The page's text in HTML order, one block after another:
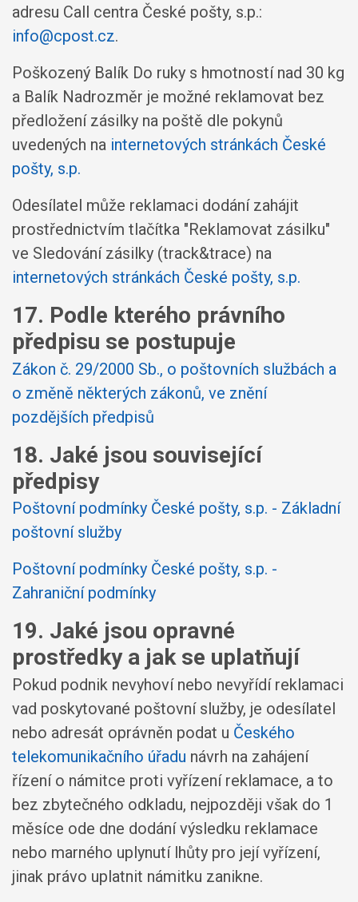
adresu Call centra České pošty, s.p.:
info@cpost.cz.
Poškozený Balík Do ruky s hmotností nad 30 kg
a Balík Nadrozměr je možné reklamovat bez
předložení zásilky na poště dle pokynů
uvedených na internetových stránkách České
pošty, s.p.
Odesílatel může reklamaci dodání zahájit
prostřednictvím tlačítka "Reklamovat zásilku"
ve Sledování zásilky (track&trace) na
internetových stránkách České pošty, s.p.
17. Podle kterého právního
předpisu se postupuje
Zákon č. 29/2000 Sb., o poštovních službách a
o změně některých zákonů, ve znění
pozdějších předpisů
18. Jaké jsou související
předpisy
Poštovní podmínky České pošty, s.p. - Základní
poštovní služby
Poštovní podmínky České pošty, s.p. -
Zahraniční podmínky
19. Jaké jsou opravné
prostředky a jak se uplatňují
Pokud podnik nevyhoví nebo nevyřídí reklamaci
vad poskytované poštovní služby, je odesílatel
nebo adresát oprávněn podat u Českého
telekomunikačního úřadu návrh na zahájení
řízení o námitce proti vyřízení reklamace, a to
bez zbytečného odkladu, nejpozději však do 1
měsíce ode dne dodání výsledku reklamace
nebo marného uplynutí lhůty pro její vyřízení,
jinak právo uplatnit námitku zanikne.